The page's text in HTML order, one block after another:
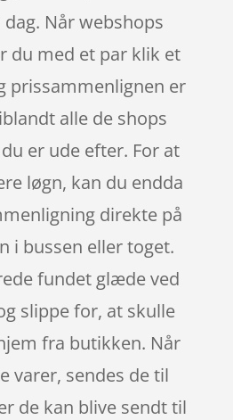
Når webshops
du med et par klik et
prissammenlignen er
alle de shops
er ude efter. For at
løgn, kan du endda
direkte på
i bussen eller toget.
fundet glæde ved
slippe for, at skulle
fra butikken. Når
varer, sendes de til
de kan blive sendt til